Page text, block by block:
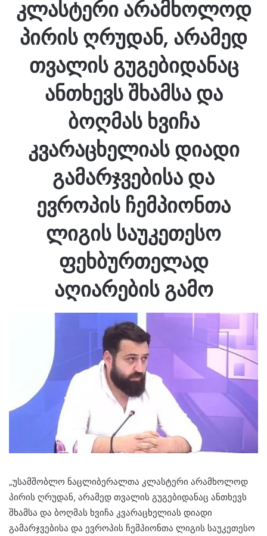
კლასტერი არამხოლოდ
პირის ღრუდან, არამედ
თვალის გუგებიდანაც
ანთხევს შხამსა და
ბოღმას ხვიჩა
კვარაცხელიას დიადი
გამარჯვებისა და
ევროპის ჩემპიონთა
ლიგის საუკეთესო
ფეხბურთელად
აღიარების გამო
„უსამშობლო ნაცლიბერალთა კლასტერი არამხოლოდ
პირის ღრუდან, არამედ თვალის გუგებიდანაც ანთხევს
შხამსა და ბოღმას ხვიჩა კვარაცხელიას დიადი
გამარჯვებისა და ევროპის ჩემპიონთა ლიგის საუკეთესო